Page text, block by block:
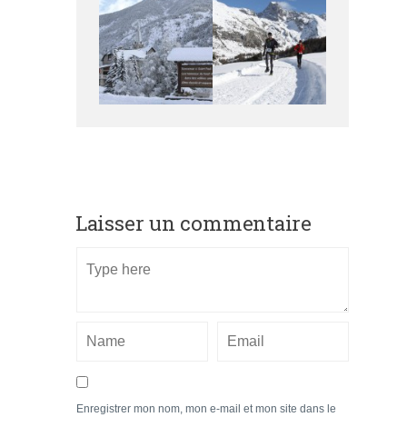
Laisser un commentaire
Enregistrer mon nom, mon e-mail et mon site dans le